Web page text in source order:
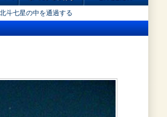
斗七星の中を通過する